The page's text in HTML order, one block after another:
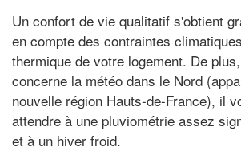
Un confort de vie qualitatif s'obtient
en compte des contraintes
thermique de votre logement. De
concerne la météo dans le Nord
nouvelle région Hauts-de-France), il
attendre à une pluviométrie assez
et à un hiver froid.